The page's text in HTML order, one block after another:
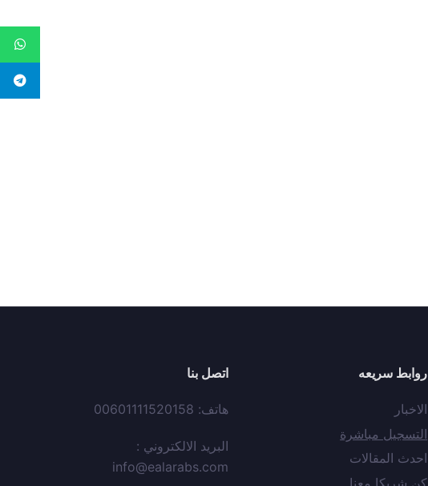
م
ت
و
روابط سريعه
الاخبار
التسجيل مباشرة
احدث المقالات
اتصل بنا
هاتف: 00601111520158
البريد الالكتروني :
info@ealarabs.com